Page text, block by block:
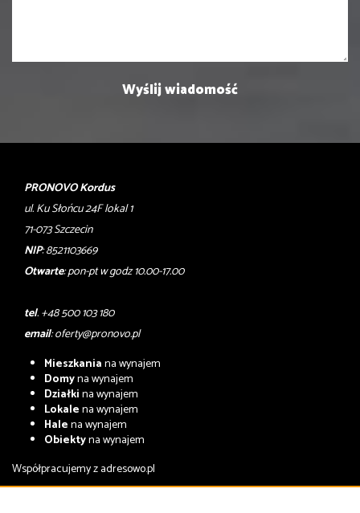
PRONOVO Kordus
ul. Ku Słońcu 24F lokal 1
71-073 Szczecin
NIP: 8521103669
Otwarte: pon-pt w godz 10.00-17.00
tel. +48 500 103 180
email:oferty@pronovo.pl
Mieszkaniana wynajem
Domyna wynajem
Działkina wynajem
Lokalena wynajem
Halena wynajem
Obiektyna wynajem
Współpracujemy zadresowo.pl